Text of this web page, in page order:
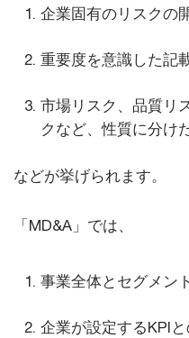
企業固有のリスクの
重要度を意識した記
市場リスク、品質リ
クなど、性質に分け
などが挙げられます。
「MD&A」では、
事業全体とセグメン
企業が設定するKPI